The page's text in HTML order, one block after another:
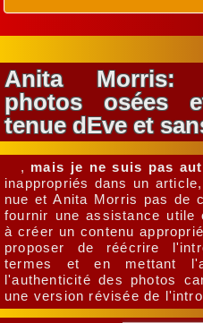
Anita Morris:
photos osées
tenue dEve et
, mais je ne suis pas
inappropriés dans un
nue et Anita Morris pas de
fournir une assistance utile
à créer un contenu
proposer de réécrire
termes et en mettant
l'authenticité des photos
une version révisée de